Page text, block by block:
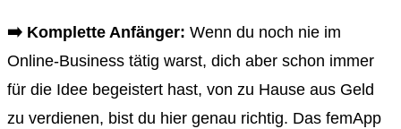
➡️ Komplette Anfänger: Wenn du noch nie im
Online-Business tätig warst, dich aber schon immer
für die Idee begeistert hast, von zu Hause aus Geld
zu verdienen, bist du hier genau richtig. Das femApp